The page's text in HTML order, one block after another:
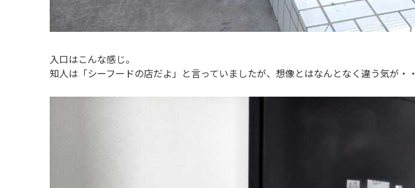
入口はこんな感じ。
知人は「シーフードの店だよ」と言っていましたが、想像とはなんとなく違う気が・・